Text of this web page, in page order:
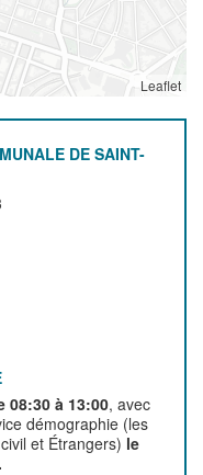
Leaflet
DE SAINT-
08:30 à 13:00, avec
démographie (les
et Étrangers) le